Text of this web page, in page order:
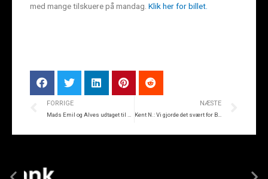
med mange tilskuere på mandag. Klik her for billet.
FORRIGE NÆSTE
Kent N.: Vi gjorde det svært for Brøndby